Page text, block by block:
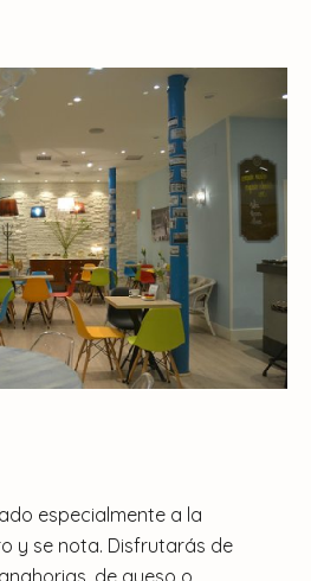
especialmente a la
y se nota. Disfrutarás de
de queso o